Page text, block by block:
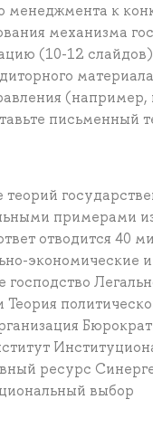
менеджмента к
механизма
(10-12
письменный
теорий
примерами
отводится 40
экономические
ресурс
выбор